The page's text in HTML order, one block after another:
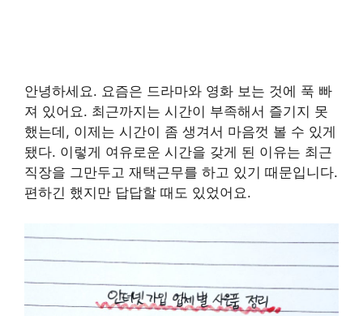
안녕하세요. 요즘은 드라마와 영화 보는 것에 푹 빠
져 있어요. 최근까지는 시간이 부족해서 즐기지 못
했는데, 이제는 시간이 좀 생겨서 마음껏 볼 수 있게
됐다. 이렇게 여유로운 시간을 갖게 된 이유는 최근
직장을 그만두고 재택근무를 하고 있기 때문입니다.
편하긴 했지만 답답할 때도 있었어요.